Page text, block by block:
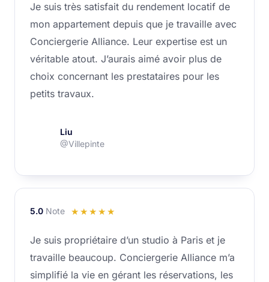
sur
5
Je suis très satisfait du rendement locatif de
mon appartement depuis que je travaille avec
Conciergerie Alliance. Leur expertise est un
véritable atout. J’aurais aimé avoir plus de
choix concernant les prestataires pour les
petits travaux.
Liu
@Villepinte
5.0 Note ☆ ☆ ☆ ☆ ☆
sur
5
Je suis propriétaire d’un studio à Paris et je
travaille beaucoup. Conciergerie Alliance m’a
simplifié la vie en gérant les réservations, les